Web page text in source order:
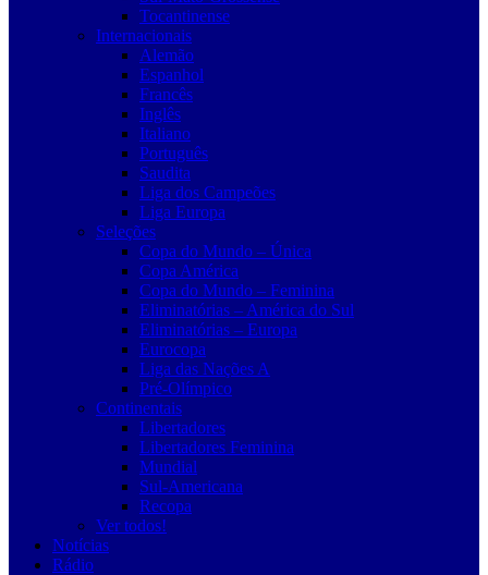
Tocantinense
Internacionais
Alemão
Espanhol
Francês
Inglês
Italiano
Português
Saudita
Liga dos Campeões
Liga Europa
Seleções
Copa do Mundo – Única
Copa América
Copa do Mundo – Feminina
Eliminatórias – América do Sul
Eliminatórias – Europa
Eurocopa
Liga das Nações A
Pré-Olímpico
Continentais
Libertadores
Libertadores Feminina
Mundial
Sul-Americana
Recopa
Ver todos!
Notícias
Rádio